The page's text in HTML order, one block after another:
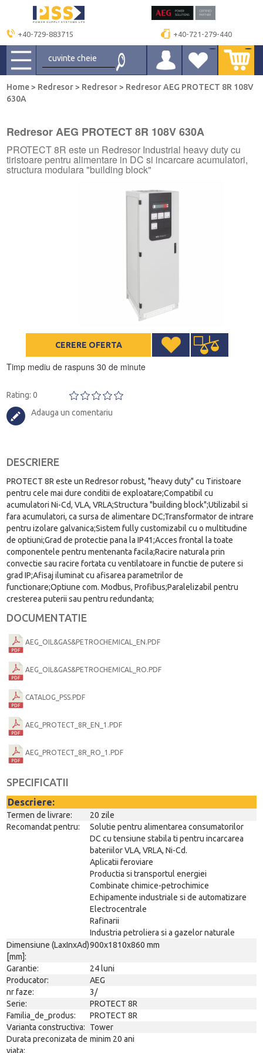
+40-729-883715 +40-721-279-440
Home> Redresor> Redresor> Redresor AEG PROTECT 8R 108V
630A
Redresor AEG PROTECT 8R 108V 630A
PROTECT 8R este un Redresor Industrial heavy duty cu
tiristoare pentru alimentare in DC si incarcare acumulatori,
structura modulara "building block"
CERERE OFERTA
Timp mediu de raspuns 30 de minute
Rating: 0
Adauga un comentariu
DESCRIERE
PROTECT 8R este un Redresor robust, "heavy duty" cu Tiristoare
pentru cele mai dure conditii de exploatare;Compatibil cu
acumulatori Ni-Cd, VLA, VRLA;Structura "building block";Utilizabil si
fara acumulatori, ca sursa de alimentare DC;Transformator de intrare
pentru izolare galvanica;Sistem fully customizabil cu o multitudine
de optiuni;Grad de protectie pana la IP41;Acces frontal la toate
componentele pentru mentenanta facila;Racire naturala prin
convectie sau racire fortata cu ventilatoare in functie de putere si
grad IP;Afisaj iluminat cu afisarea parametrilor de
functionare;Optiune com. Modbus, Profibus;Paralelizabil pentru
cresterea puterii sau pentru redundanta;
DOCUMENTATIE
AEG_OIL&GAS&PETROCHEMICAL_EN.PDF
AEG_OIL&GAS&PETROCHEMICAL_RO.PDF
CATALOG_PSS.PDF
AEG_PROTECT_8R_EN_1.PDF
AEG_PROTECT_8R_RO_1.PDF
SPECIFICATII
Descriere:
Termen de livrare:
20 zile
Recomandat pentru:
Solutie pentru alimentarea consumatorilor
DC cu tensiune stabila ti pentru incarcarea
bateriilor VLA, VRLA, Ni-Cd.
Aplicatii feroviare
Productia si transportul energiei
Combinate chimice-petrochimice
Echipamente industriale si de automatizare
Electrocentrale
Rafinarii
Industria petroliera si a gazelor naturale
Dimensiune (LaxInxAd)
[mm]:
900x1810x860 mm
Garantie:
24 luni
Producator:
AEG
nr faze:
3/
Serie:
PROTECT 8R
Familia_de_produs:
PROTECT 8R
Varianta constructiva:
Tower
Durata preconizata de
viata:
minim 20 ani